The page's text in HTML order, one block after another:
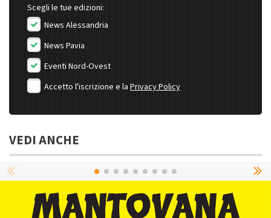
Scegli le tue edizioni:
News Alessandria
News Pavia
Eventi Nord-Ovest
Accetto l'iscrizione e la Privacy Policy
VEDI ANCHE